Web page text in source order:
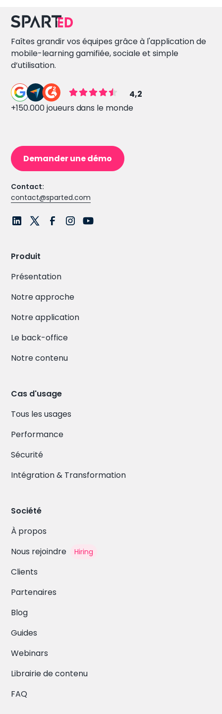
Faîtes grandir vos équipes grâce à l'application de
mobile-learning gamifiée, sociale et simple
d’utilisation.
4,2
+150.000 joueurs dans le monde
Demander une démo
Contact:
contact@sparted.com
Produit
Présentation
Notre approche
Notre application
Le back-office
Notre contenu
Cas d'usage
Tous les usages
Performance
Sécurité
Intégration & Transformation
Société
À propos
Nous rejoindre
Hiring
Clients
Partenaires
Blog
Guides
Webinars
Librairie de contenu
FAQ